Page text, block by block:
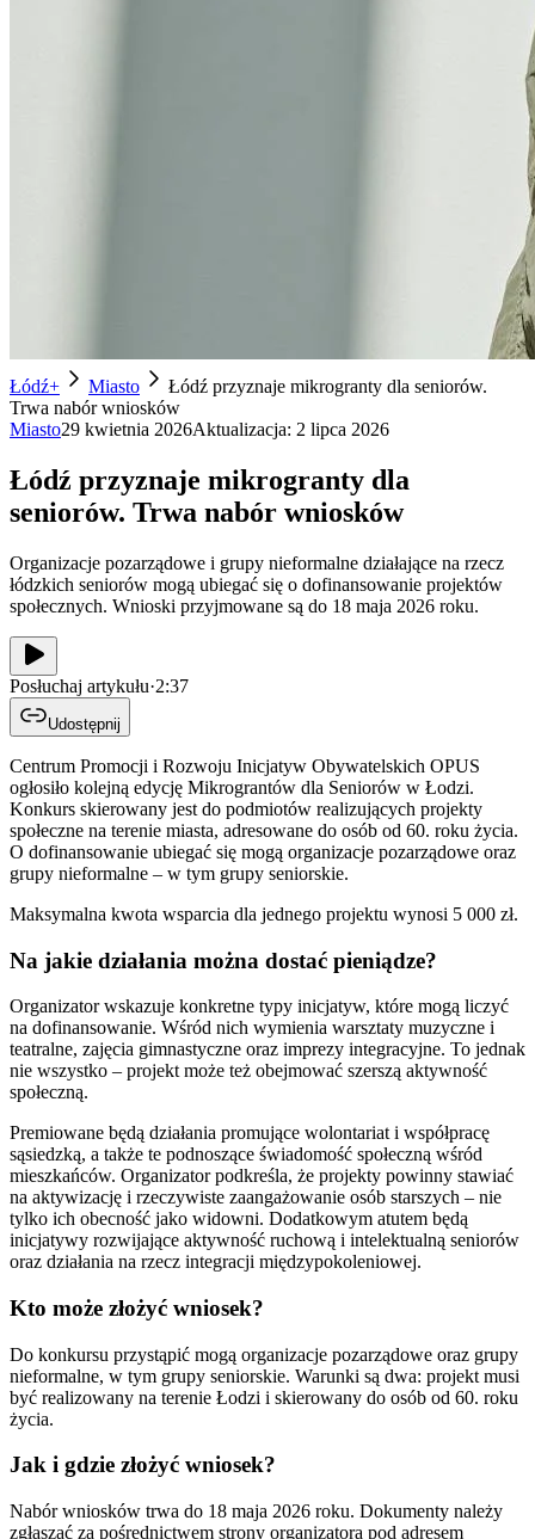
Łódź+ Miasto
Łódź przyznaje mikrogranty dla seniorów.
Trwa nabór wniosków
Miasto29 kwietnia 2026Aktualizacja: 2 lipca 2026
Łódź przyznaje mikrogranty dla
seniorów. Trwa nabór wniosków
Organizacje pozarządowe i grupy nieformalne działające na rzecz
łódzkich seniorów mogą ubiegać się o dofinansowanie projektów
społecznych. Wnioski przyjmowane są do 18 maja 2026 roku.
Posłuchaj artykułu·2:37
Udostępnij
Centrum Promocji i Rozwoju Inicjatyw Obywatelskich OPUS
ogłosiło kolejną edycję Mikrograntów dla Seniorów w Łodzi.
Konkurs skierowany jest do podmiotów realizujących projekty
społeczne na terenie miasta, adresowane do osób od 60. roku życia.
O dofinansowanie ubiegać się mogą organizacje pozarządowe oraz
grupy nieformalne – w tym grupy seniorskie.
Maksymalna kwota wsparcia dla jednego projektu wynosi 5 000 zł.
Na jakie działania można dostać pieniądze?
Organizator wskazuje konkretne typy inicjatyw, które mogą liczyć
na dofinansowanie. Wśród nich wymienia warsztaty muzyczne i
teatralne, zajęcia gimnastyczne oraz imprezy integracyjne. To jednak
nie wszystko – projekt może też obejmować szerszą aktywność
społeczną.
Premiowane będą działania promujące wolontariat i współpracę
sąsiedzką, a także te podnoszące świadomość społeczną wśród
mieszkańców. Organizator podkreśla, że projekty powinny stawiać
na aktywizację i rzeczywiste zaangażowanie osób starszych – nie
tylko ich obecność jako widowni. Dodatkowym atutem będą
inicjatywy rozwijające aktywność ruchową i intelektualną seniorów
oraz działania na rzecz integracji międzypokoleniowej.
Kto może złożyć wniosek?
Do konkursu przystąpić mogą organizacje pozarządowe oraz grupy
nieformalne, w tym grupy seniorskie. Warunki są dwa: projekt musi
być realizowany na terenie Łodzi i skierowany do osób od 60. roku
życia.
Jak i gdzie złożyć wniosek?
Nabór wniosków trwa do 18 maja 2026 roku. Dokumenty należy
zgłaszać za pośrednictwem strony organizatora pod adresem